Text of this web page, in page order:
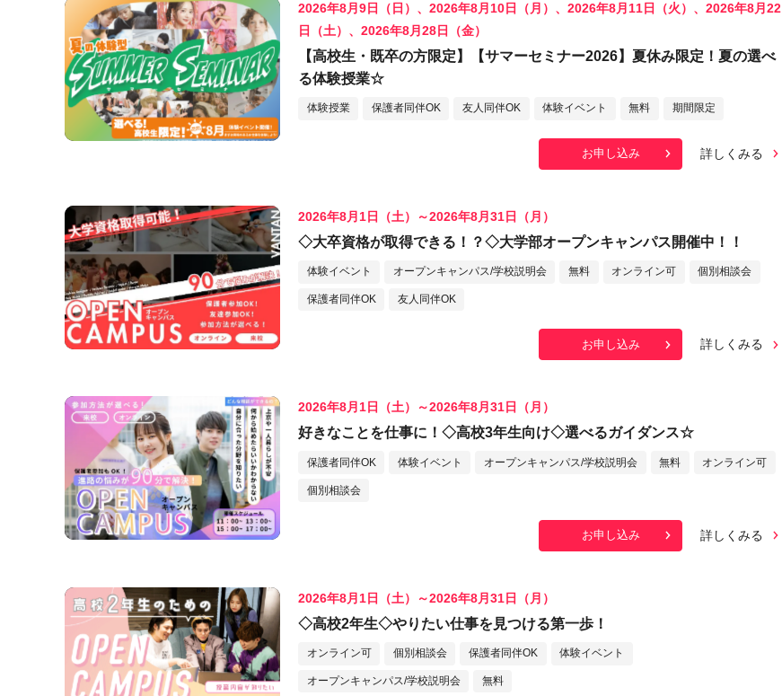
2026年8月9日（日）、2026年8月10日（月）、2026年8月11日（火）、2026年8月22
日（土）、2026年8月28日（金）
【高校生・既卒の方限定】【サマーセミナー2026】夏休み限定！夏の選べ
る体験授業☆
体験授業 保護者同伴OK 友人同伴OK 体験イベント 無料 期間限定
お申し込み 詳しくみる
2026年8月1日（土）～2026年8月31日（月）
◇大卒資格が取得できる！？◇大学部オープンキャンパス開催中！！
体験イベント オープンキャンパス/学校説明会 無料 オンライン可 個別相談会
保護者同伴OK 友人同伴OK
お申し込み 詳しくみる
2026年8月1日（土）～2026年8月31日（月）
好きなことを仕事に！◇高校3年生向け◇選べるガイダンス☆
保護者同伴OK 体験イベント オープンキャンパス/学校説明会 無料 オンライン可
個別相談会
お申し込み 詳しくみる
2026年8月1日（土）～2026年8月31日（月）
◇高校2年生◇やりたい仕事を見つける第一歩！
オンライン可 個別相談会 保護者同伴OK 体験イベント
オープンキャンパス/学校説明会 無料